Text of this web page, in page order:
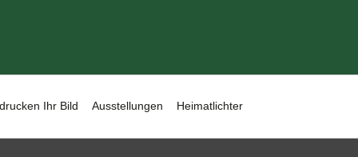
Ihr Bild Ausstellungen Heimatlichter